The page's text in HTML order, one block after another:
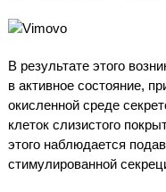
В результате этого
в активное состояние,
окисленной среде
клеток слизистого
этого наблюдается
стимулированной